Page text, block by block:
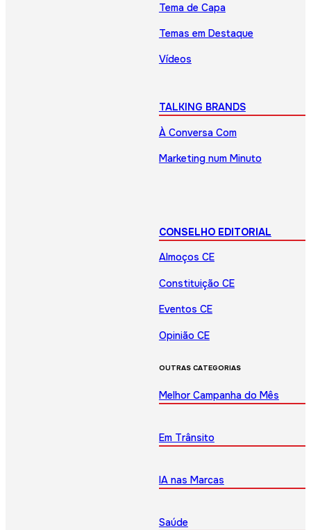
Tema de Capa
Temas em Destaque
Vídeos
TALKING BRANDS
À Conversa Com
Marketing num Minuto
CONSELHO EDITORIAL
Almoços CE
Constituição CE
Eventos CE
Opinião CE
OUTRAS CATEGORIAS
Melhor Campanha do Mês
Em Trânsito
IA nas Marcas
Saúde